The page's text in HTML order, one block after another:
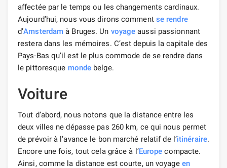
affectée par le temps ou les changements cardinaux.
Aujourd’hui, nous vous dirons comment se rendre
d’Amsterdam à Bruges. Un voyage aussi passionnant
restera dans les mémoires. C’est depuis la capitale des
Pays-Bas qu’il est le plus commode de se rendre dans
le pittoresque monde belge.
Voiture
Tout d’abord, nous notons que la distance entre les
deux villes ne dépasse pas 260 km, ce qui nous permet
de prévoir à l’avance le bon marché relatif de l’itinéraire.
Encore une fois, tout cela grâce à l’Europe compacte.
Ainsi, comme la distance est courte, un voyage en